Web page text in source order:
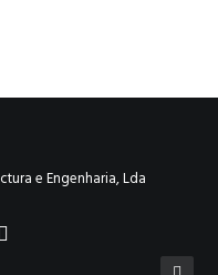
e Engenharia, Lda